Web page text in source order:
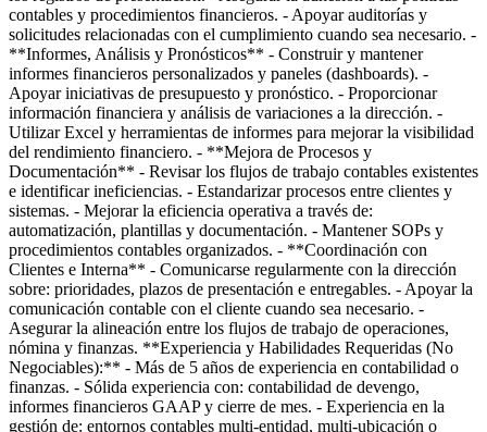
contables y procedimientos financieros. - Apoyar auditorías y
solicitudes relacionadas con el cumplimiento cuando sea necesario. -
**Informes, Análisis y Pronósticos** - Construir y mantener
informes financieros personalizados y paneles (dashboards). -
Apoyar iniciativas de presupuesto y pronóstico. - Proporcionar
información financiera y análisis de variaciones a la dirección. -
Utilizar Excel y herramientas de informes para mejorar la visibilidad
del rendimiento financiero. - **Mejora de Procesos y
Documentación** - Revisar los flujos de trabajo contables existentes
e identificar ineficiencias. - Estandarizar procesos entre clientes y
sistemas. - Mejorar la eficiencia operativa a través de:
automatización, plantillas y documentación. - Mantener SOPs y
procedimientos contables organizados. - **Coordinación con
Clientes e Interna** - Comunicarse regularmente con la dirección
sobre: prioridades, plazos de presentación e entregables. - Apoyar la
comunicación contable con el cliente cuando sea necesario. -
Asegurar la alineación entre los flujos de trabajo de operaciones,
nómina y finanzas. **Experiencia y Habilidades Requeridas (No
Negociables):** - Más de 5 años de experiencia en contabilidad o
finanzas. - Sólida experiencia con: contabilidad de devengo,
informes financieros GAAP y cierre de mes. - Experiencia en la
gestión de: entornos contables multi-entidad, multi-ubicación o